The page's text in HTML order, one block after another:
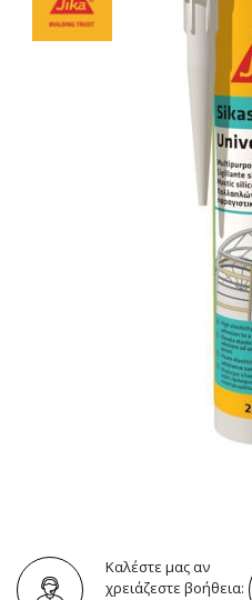
Καλέστε μας αν
χρειάζεστε βοήθεια: